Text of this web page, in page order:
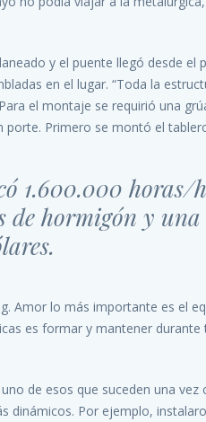
y el puente llegó desde
en el lugar. “Toda la
el montaje se requirió una
porte. Primero se montó el
1.600.000 horas/
de hormigón y
Amor lo más importante es el
es formar y mantener
de esos que suceden una
dinámicos. Por ejemplo,